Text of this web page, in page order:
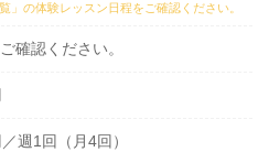
覧」の体験レッスン日程をご確認ください。
確認ください。
週1回（月4回）